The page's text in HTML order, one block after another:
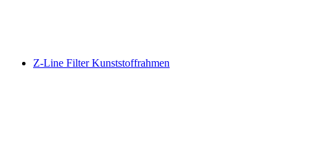
Z-Line Filter Kunststoffrahmen